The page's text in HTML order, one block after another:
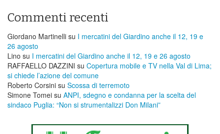
Commenti recenti
Giordano Martinelli su I mercatini del Giardino anche il 12, 19 e
26 agosto
Lino su I mercatini del Giardino anche il 12, 19 e 26 agosto
RAFFAELLO DAZZINI su ​Copertura mobile e TV nella Val di Lima;
si chiede l’azione del comune
Roberto Corsini su Scossa di terremoto
Simone Tomei su ANPI, sdegno e condanna per la scelta del
sindaco Puglia: “Non si strumentalizzi Don Milani”